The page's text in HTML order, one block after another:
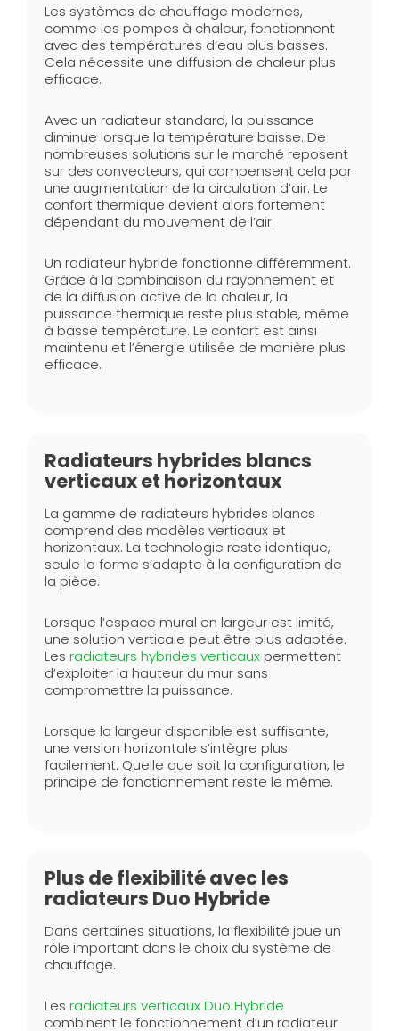
Les systèmes de chauffage modernes,
comme les pompes à chaleur, fonctionnent
avec des températures d’eau plus basses.
Cela nécessite une diffusion de chaleur plus
efficace.
Avec un radiateur standard, la puissance
diminue lorsque la température baisse. De
nombreuses solutions sur le marché reposent
sur des convecteurs, qui compensent cela par
une augmentation de la circulation d’air. Le
confort thermique devient alors fortement
dépendant du mouvement de l’air.
Un radiateur hybride fonctionne différemment.
Grâce à la combinaison du rayonnement et
de la diffusion active de la chaleur, la
puissance thermique reste plus stable, même
à basse température. Le confort est ainsi
maintenu et l’énergie utilisée de manière plus
efficace.
Radiateurs hybrides blancs
verticaux et horizontaux
La gamme de radiateurs hybrides blancs
comprend des modèles verticaux et
horizontaux. La technologie reste identique,
seule la forme s’adapte à la configuration de
la pièce.
Lorsque l’espace mural en largeur est limité,
une solution verticale peut être plus adaptée.
Les radiateurs hybrides verticauxpermettent
d’exploiter la hauteur du mur sans
compromettre la puissance.
Lorsque la largeur disponible est suffisante,
une version horizontale s’intègre plus
facilement. Quelle que soit la configuration, le
principe de fonctionnement reste le même.
Plus de flexibilité avec les
radiateurs Duo Hybride
Dans certaines situations, la flexibilité joue un
rôle important dans le choix du système de
chauffage.
Les radiateurs verticaux Duo Hybride
combinent le fonctionnement d’un radiateur